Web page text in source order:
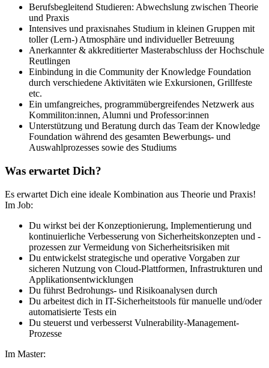
Berufsbegleitend Studieren: Abwechslung zwischen Theorie
und Praxis
Intensives und praxisnahes Studium in kleinen Gruppen mit
toller (Lern-) Atmosphäre und individueller Betreuung
Anerkannter & akkreditierter Masterabschluss der Hochschule
Reutlingen
Einbindung in die Community der Knowledge Foundation
durch verschiedene Aktivitäten wie Exkursionen, Grillfeste
etc.
Ein umfangreiches, programmübergreifendes Netzwerk aus
Kommiliton:innen, Alumni und Professor:innen
Unterstützung und Beratung durch das Team der Knowledge
Foundation während des gesamten Bewerbungs- und
Auswahlprozesses sowie des Studiums
Was erwartet Dich?
Es erwartet Dich eine ideale Kombination aus Theorie und Praxis!
Im Job:
Du wirkst bei der Konzeptionierung, Implementierung und
kontinuierliche Verbesserung von Sicherheitskonzepten und -
prozessen zur Vermeidung von Sicherheitsrisiken mit
Du entwickelst strategische und operative Vorgaben zur
sicheren Nutzung von Cloud-Plattformen, Infrastrukturen und
Applikationsentwicklungen
Du führst Bedrohungs- und Risikoanalysen durch
Du arbeitest dich in IT-Sicherheitstools für manuelle und/oder
automatisierte Tests ein
Du steuerst und verbesserst Vulnerability-Management-
Prozesse
Im Master: